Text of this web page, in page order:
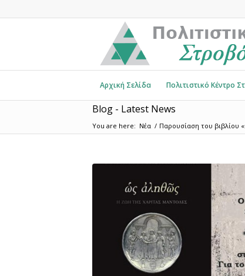
Αρχική Σελίδα Πολιτιστικό Κέντρο
Blog - Latest News
You are here: Νέα / Παρουσίαση του βιβλίου